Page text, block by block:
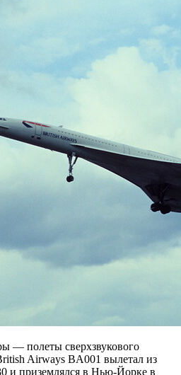
— полеты сверхзвукового
Airways BA001 вылетал из
и приземлялся в Нью-Йорке в